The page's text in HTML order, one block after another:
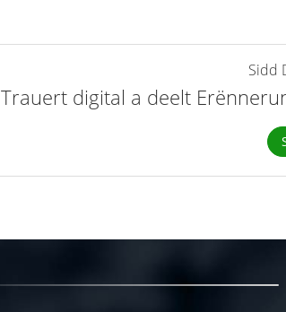
Sidd
Trauert digital a deelt